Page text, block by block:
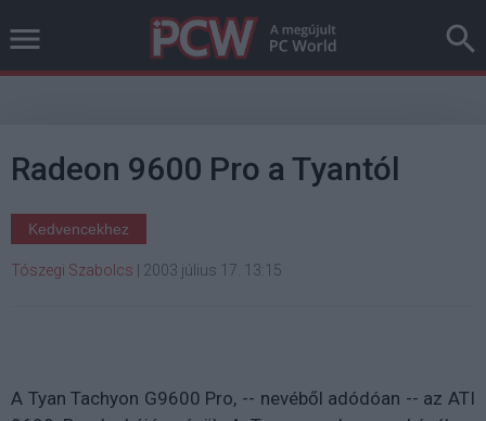
Radeon 9600 Pro a Tyantól
Kedvencekhez
Tószegi Szabolcs 2003 július 17. 13:15
A Tyan Tachyon G9600 Pro, -- nevéből adódóan -- az ATI